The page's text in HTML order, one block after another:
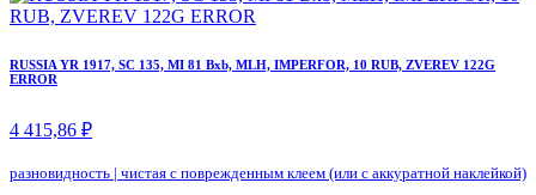
RUSSIA YR 1917, SC 135, MI 81 Bxb, MLH, IMPERFOR, 10 RUB, ZVEREV 122G
ERROR
4 415,86 ₽
разновидность | чистая с поврежденным клеем (или с аккуратной наклейкой)